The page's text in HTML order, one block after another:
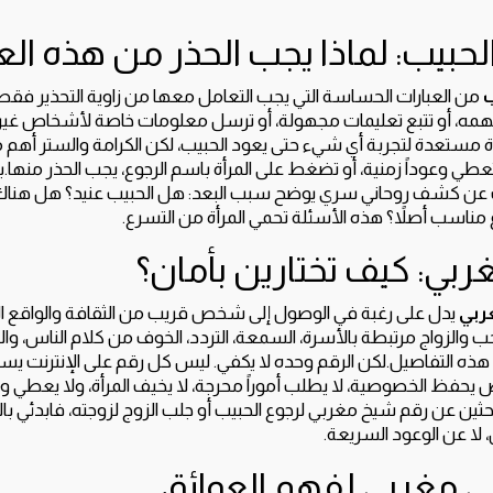
لماذا يجب الحذر من هذه
من العبارات الحساسة التي يجب التعامل معها من زاوية التحذير
أو تتبع تعليمات مجهولة، أو ترسل معلومات خاصة لأشخاص غير
مستعدة لتجربة أي شيء حتى يعود الحبيب، لكن الكرامة والستر
وعوداً زمنية، أو تضغط على المرأة باسم الرجوع، يجب الحذر
عن كشف روحاني سري يوضح سبب البعد: هل الحبيب عنيد؟ هل
مناسب أصلاً؟ هذه الأسئلة تحمي المرأة من التسرع.
كيف تختارين بأمان؟
يدل على رغبة في الوصول إلى شخص قريب من الثقافة والواقع
والزواج مرتبطة بالأسرة، السمعة، التردد، الخوف من كلام الناس،
التفاصيل.لكن الرقم وحده لا يكفي. ليس كل رقم على الإنترنت
الخصوصية، لا يطلب أموراً محرجة، لا يخيف المرأة، ولا
عن رقم شيخ مغربي لرجوع الحبيب أو جلب الزوج لزوجته، فابدئي
لا عن الوعود السريعة.